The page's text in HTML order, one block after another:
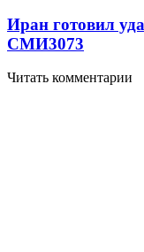
Иран готовил
СМИ3073
Читать комментарии